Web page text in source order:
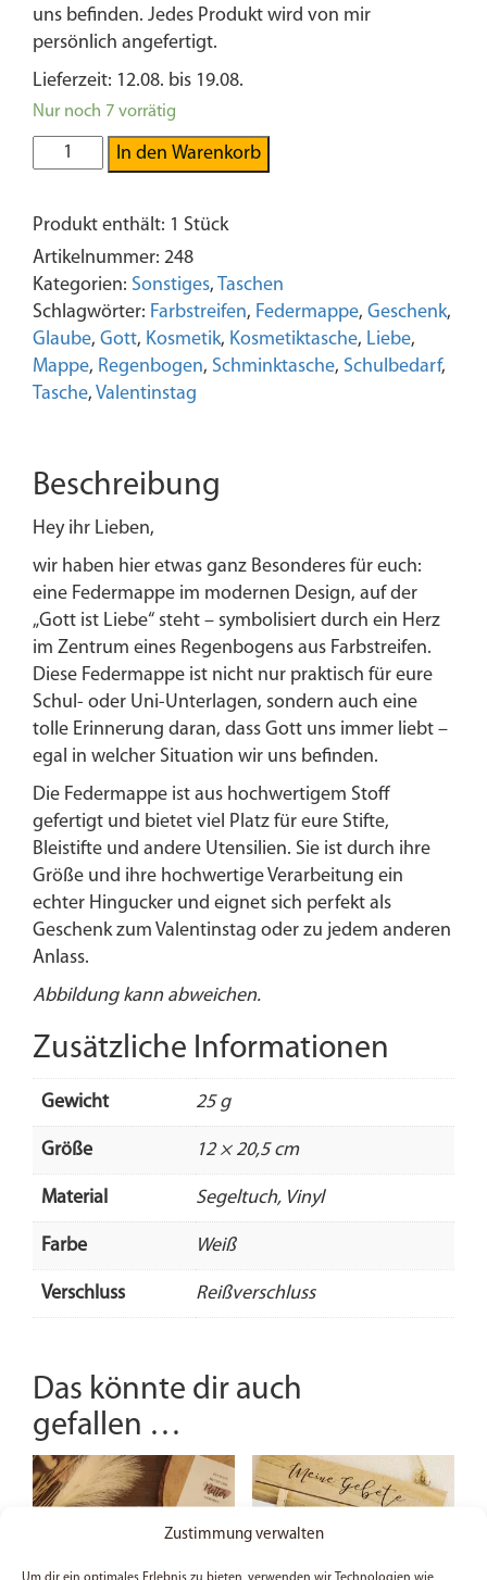
Zustimmung verwalten
Um dir ein optimales Erlebnis zu bieten, verwenden wir Technologien wie
uns befinden. Jedes Produkt wird von mir
persönlich angefertigt.
Lieferzeit: 12.08. bis 19.08.
Nur noch 7 vorrätig
Gott
ist
-
Federmäppchen
/
Kosmetiktasche
Menge
In den Warenkorb
Produkt enthält: 1 Stück
Artikelnummer: 248
Kategorien: Sonstiges, Taschen
Schlagwörter: Farbstreifen, Federmappe, Geschenk,
Glaube, Gott, Kosmetik, Kosmetiktasche, Liebe,
Mappe, Regenbogen, Schminktasche, Schulbedarf,
Tasche, Valentinstag
Beschreibung
Hey ihr Lieben,
wir haben hier etwas ganz Besonderes für euch:
eine Federmappe im modernen Design, auf der
„Gott ist Liebe“ steht – symbolisiert durch ein Herz
im Zentrum eines Regenbogens aus Farbstreifen.
Diese Federmappe ist nicht nur praktisch für eure
Schul- oder Uni-Unterlagen, sondern auch eine
tolle Erinnerung daran, dass Gott uns immer liebt –
egal in welcher Situation wir uns befinden.
Die Federmappe ist aus hochwertigem Stoff
gefertigt und bietet viel Platz für eure Stifte,
Bleistifte und andere Utensilien. Sie ist durch ihre
Größe und ihre hochwertige Verarbeitung ein
echter Hingucker und eignet sich perfekt als
Geschenk zum Valentinstag oder zu jedem anderen
Anlass.
Abbildung kann abweichen.
Zusätzliche Informationen
Gewicht 25 g
Größe 12 × 20,5 cm
Material Segeltuch, Vinyl
Farbe Weiß
Verschluss Reißverschluss
Das könnte dir auch
gefallen …